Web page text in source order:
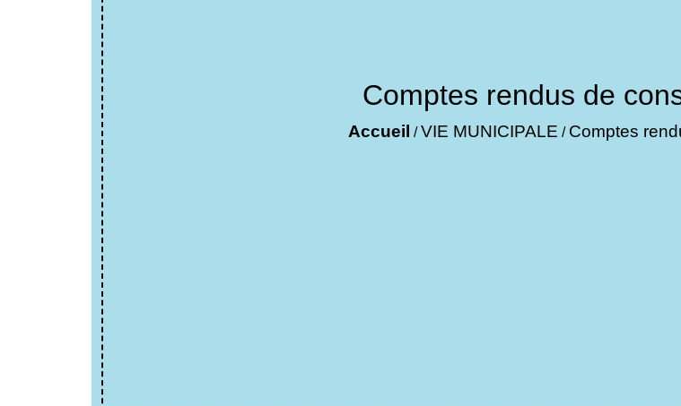
Comptes rendus de
Accueil /VIE MUNICIPALE / Comptes